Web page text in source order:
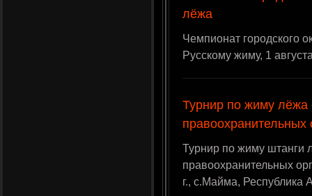
лёжа
Чемпионат городского
Русскому жиму, 1
Турнир по жиму лёжа
правоохранительных
Турнир по жиму штанги
правоохранительных
г., с.Майма, Республика